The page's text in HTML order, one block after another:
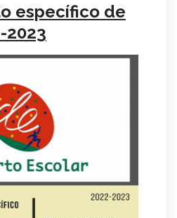
específico de
2023